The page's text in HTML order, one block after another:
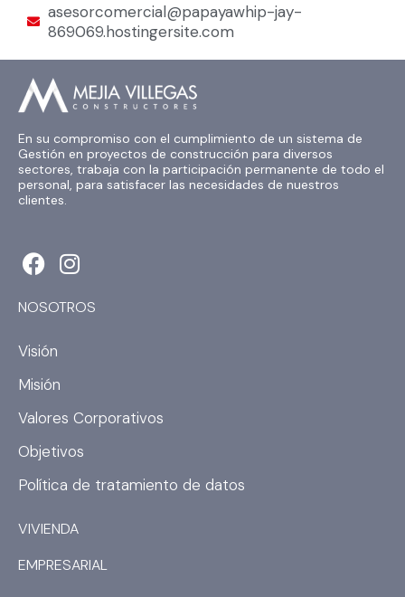
asesorcomercial@papayawhip-jay-
869069.hostingersite.com
En su compromiso con el cumplimiento de un sistema de
Gestión en proyectos de construcción para diversos
sectores, trabaja con la participación permanente de todo el
personal, para satisfacer las necesidades de nuestros
clientes.
F
a
c
b
o
o
k
I
n
s
a
NOSOTROS
Visión
Misión
Valores Corporativos
Objetivos
Política de tratamiento de datos
VIVIENDA
EMPRESARIAL